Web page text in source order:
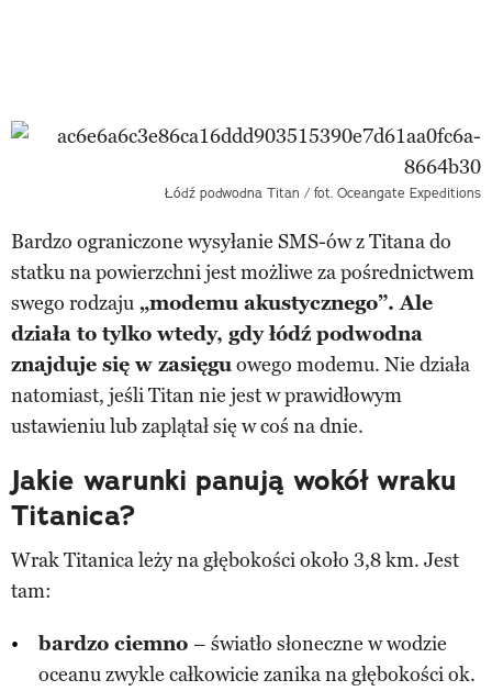
Łódź podwodna Titan / fot. Oceangate Expeditions
Bardzo ograniczone wysyłanie SMS-ów z Titana do
statku na powierzchni jest możliwe za pośrednictwem
swego rodzaju „modemu akustycznego”. Ale
działa to tylko wtedy, gdy łódź podwodna
znajduje się w zasięguowego modemu. Nie działa
natomiast, jeśli Titan nie jest w prawidłowym
ustawieniu lub zaplątał się w coś na dnie.
Jakie warunki panują wokół wraku
Titanica?
Wrak Titanica leży na głębokości około 3,8 km. Jest
tam:
bardzo ciemno – światło słoneczne w wodzie
oceanu zwykle całkowicie zanika na głębokości ok.